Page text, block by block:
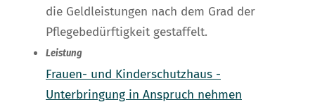
die Geldleistungen nach dem Grad der
Pflegebedürftigkeit gestaffelt.
Leistung
Frauen- und Kinderschutzhaus -
Unterbringung in Anspruch nehmen